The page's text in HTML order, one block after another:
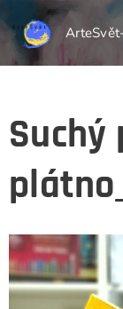
Suchý